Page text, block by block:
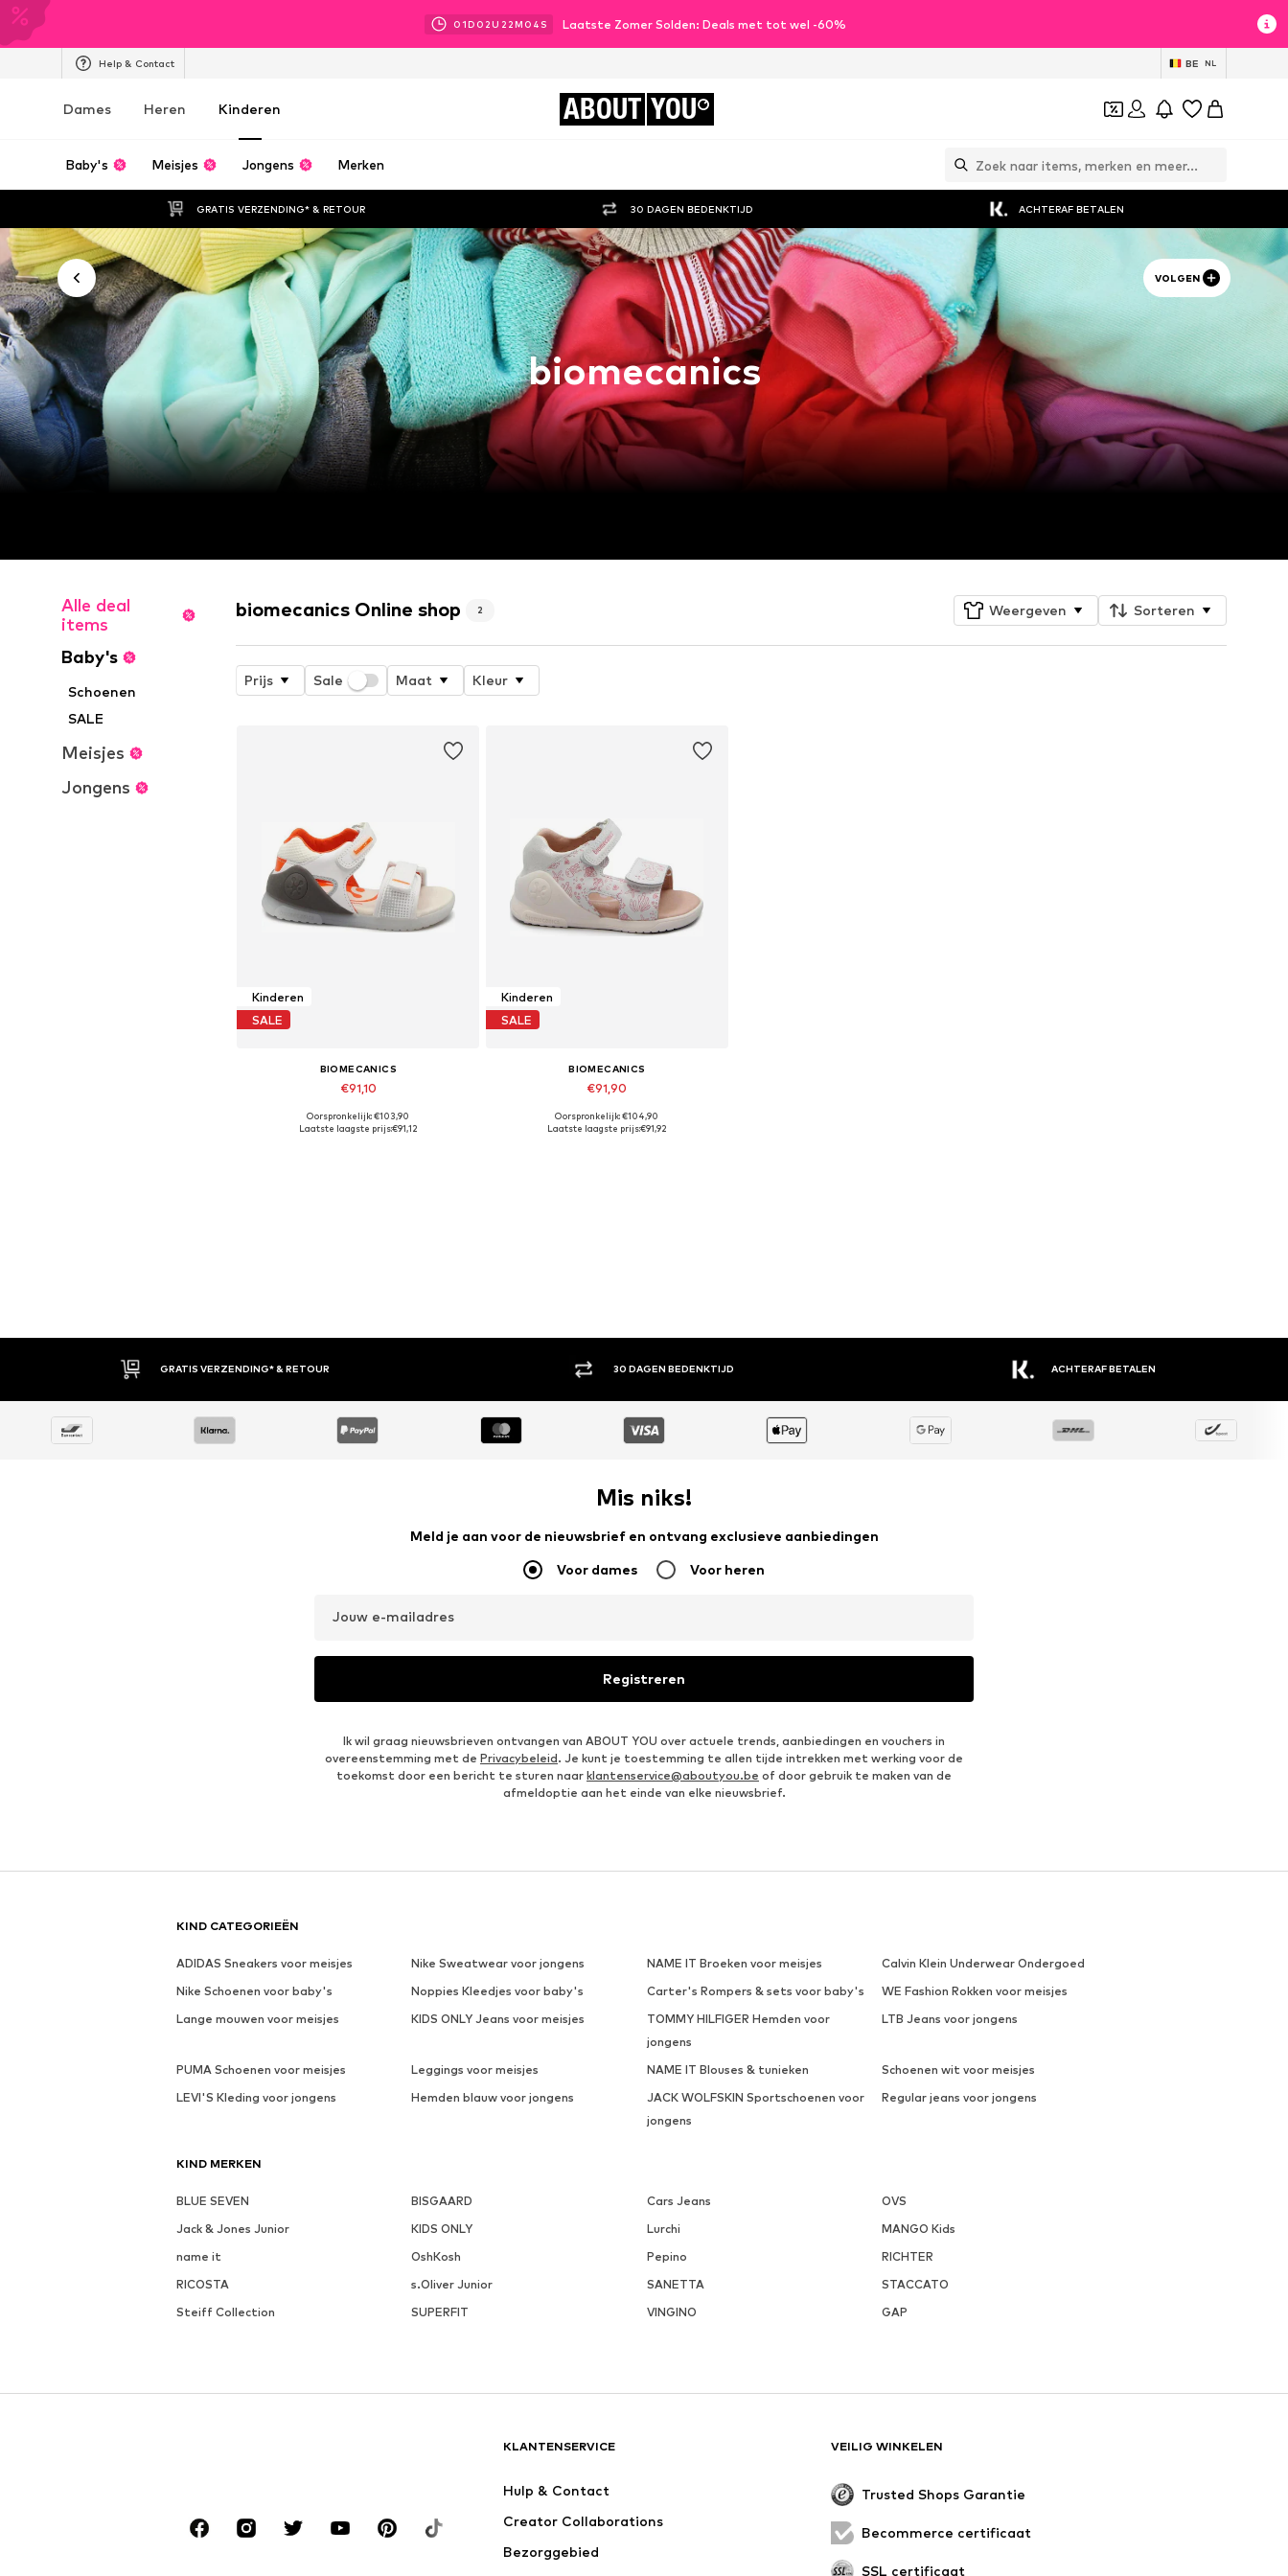
01D 02U 22M 03 S Laatste Zomer Solden: Deals met tot wel -60%
Help & Contact BE NL
Dames Heren Kinderen ABOUT YOU
Baby's Meisjes Jongens Merken
GRATIS VERZENDING* & RETOUR 30 DAGEN BEDENKTIJD ACHTERAF BETALEN
VOLGEN
biomecanics
Alle deal
items
Baby's
Schoenen
SALE
Meisjes
Jongens
biomecanics Online shop 2 Weergeven Sorteren
Prijs Sale Maat Kleur
Kinderen
SALE
BIOMECANICS
€91,10
Beschikbare maten: 22, 24, 25
Oorspronkelijk: €103,90
Laatste laagste prijs:€91,12
Kinderen
SALE
BIOMECANICS
€91,90
Beschikbare maten: 21, 22, 23, 24
Oorspronkelijk: €104,90
Laatste laagste prijs:€91,92
30 DAGEN BEDENKTIJD ACHTERAF BETALEN EEN GROOT ASSORTIMENT AAN MERKEN
Mis niks!
Meld je aan voor de nieuwsbrief en ontvang exclusieve aanbiedingen
Voor dames Voor heren
Jouw e-mailadres
Registreren
Ik wil graag nieuwsbrieven ontvangen van ABOUT YOU over actuele trends, aanbiedingen en vouchers in
overeenstemming met de Privacybeleid. Je kunt je toestemming te allen tijde intrekken met werking voor de
toekomst door een bericht te sturen naar klantenservice@aboutyou.be of door gebruik te maken van de
afmeldoptie aan het einde van elke nieuwsbrief.
KIND CATEGORIEËN
ADIDAS Sneakers voor meisjes Nike Sweatwear voor jongens NAME IT Broeken voor meisjes
Calvin Klein Underwear Ondergoed
Nike Schoenen voor baby's
Noppies Kleedjes voor baby's Carter's Rompers & sets voor baby's
WE Fashion Rokken voor meisjes
Lange mouwen voor meisjes
KIDS ONLY Jeans voor meisjes
TOMMY HILFIGER Hemden voor
jongens
LTB Jeans voor jongens
PUMA Schoenen voor meisjes Leggings voor meisjes NAME IT Blouses & tunieken
Schoenen wit voor meisjes
LEVI'S Kleding voor jongens
Hemden blauw voor jongens
JACK WOLFSKIN Sportschoenen voor
jongens
Regular jeans voor jongens
KIND MERKEN
BLUE SEVEN BISGAARD Cars Jeans
OVS
Jack & Jones Junior
KIDS ONLY Lurchi
MANGO Kids
name it
OshKosh Pepino
RICHTER
RICOSTA
s.Oliver Junior SANETTA
STACCATO
Steiff Collection
SUPERFIT VINGINO GAP
KLANTENSERVICE
Hulp & Contact
Creator Collaborations
Bezorggebied
VEILIG WINKELEN
Trusted Shops Garantie
Becommerce certificaat
SSL certificaat